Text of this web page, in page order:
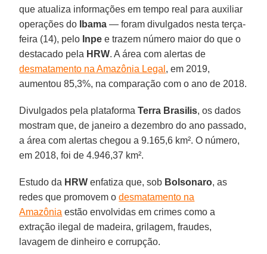
que atualiza informações em tempo real para auxiliar
operações do
Ibama ― foram divulgados nesta terça-
feira (14), pelo Inpe e trazem número maior do que o
destacado pela HRW. A área com alertas de
desmatamento na Amazônia Legal , em 2019,
aumentou 85,3%, na comparação com o ano de 2018.
Divulgados pela plataformaTerra Brasilis, os dados
mostram que, de janeiro a dezembro do ano passado,
a área com alertas chegou a 9.165,6 km². O número,
em 2018, foi de 4.946,37 km².
Estudo da HRW enfatiza que, sob Bolsonaro, as
redes que promovem odesmatamento na
Amazônia estão envolvidas em crimes como a
extração ilegal de madeira, grilagem, fraudes,
lavagem de dinheiro e corrupção.